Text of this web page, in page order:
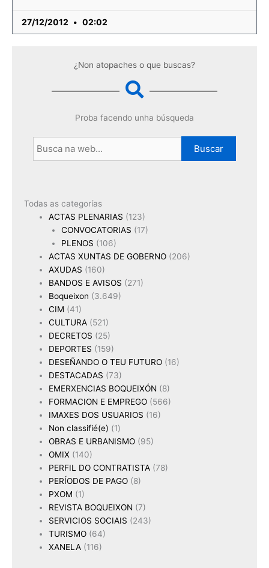
27/12/2012 02:02
¿Non atopaches o que buscas?
Proba facendo unha búsqueda
Buscar
Todas as categorías
ACTAS PLENARIAS (123)
CONVOCATORIAS (17)
PLENOS (106)
ACTAS XUNTAS DE GOBERNO (206)
AXUDAS (160)
BANDOS E AVISOS (271)
Boqueixon (3.649)
CIM (41)
CULTURA (521)
DECRETOS (25)
DEPORTES (159)
DESEÑANDO O TEU FUTURO (16)
DESTACADAS (73)
EMERXENCIAS BOQUEIXÓN (8)
FORMACION E EMPREGO (566)
IMAXES DOS USUARIOS (16)
Non classifié(e) (1)
OBRAS E URBANISMO (95)
OMIX (140)
PERFIL DO CONTRATISTA (78)
PERÍODOS DE PAGO (8)
PXOM (1)
REVISTA BOQUEIXON (7)
SERVICIOS SOCIAIS (243)
TURISMO (64)
XANELA (116)